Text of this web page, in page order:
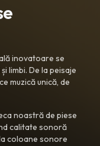
inovatoare se
limbi. De la peisaje
muzică unică, de
noastră de piese
calitate sonoră
coloane sonore